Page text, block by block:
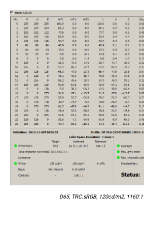
D65, TRC:sRGB, 120cd/m2,